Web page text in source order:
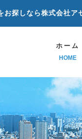
お探しなら株式会社ア
ホーム
HOME